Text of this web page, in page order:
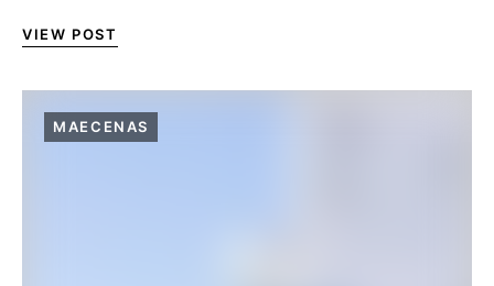
VIEW POST
MAECENAS